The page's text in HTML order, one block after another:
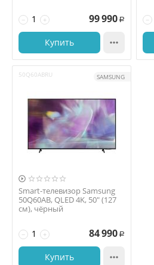
+
− 99 990 Р
Купить 
−
50Q60ABRU

SAMSUNG
Smart-телевизор Samsung
50Q60AB, QLED 4K, 50" (127
см), чёрный
+
− 84 990 Р
Купить 